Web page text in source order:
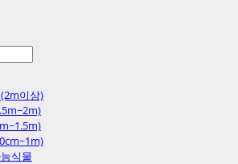
이상)
식물